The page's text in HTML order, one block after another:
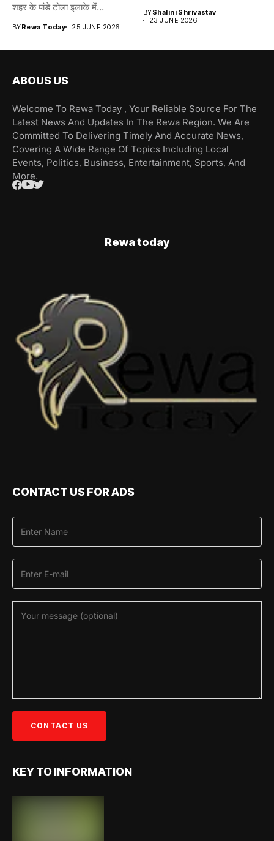
शहर के पांडे टोला इलाके में...
BYRewa Today 25 JUNE 2026
BYShalini Shrivastav
23 JUNE 2026
ABOUS US
Welcome To Rewa Today , Your Reliable Source For The
Latest News And Updates In The Rewa Region. We Are
Committed To Delivering Timely And Accurate News,
Covering A Wide Range Of Topics Including Local
Events, Politics, Business, Entertainment, Sports, And
More.
Rewa today
CONTACT US FOR ADS
KEY TO INFORMATION